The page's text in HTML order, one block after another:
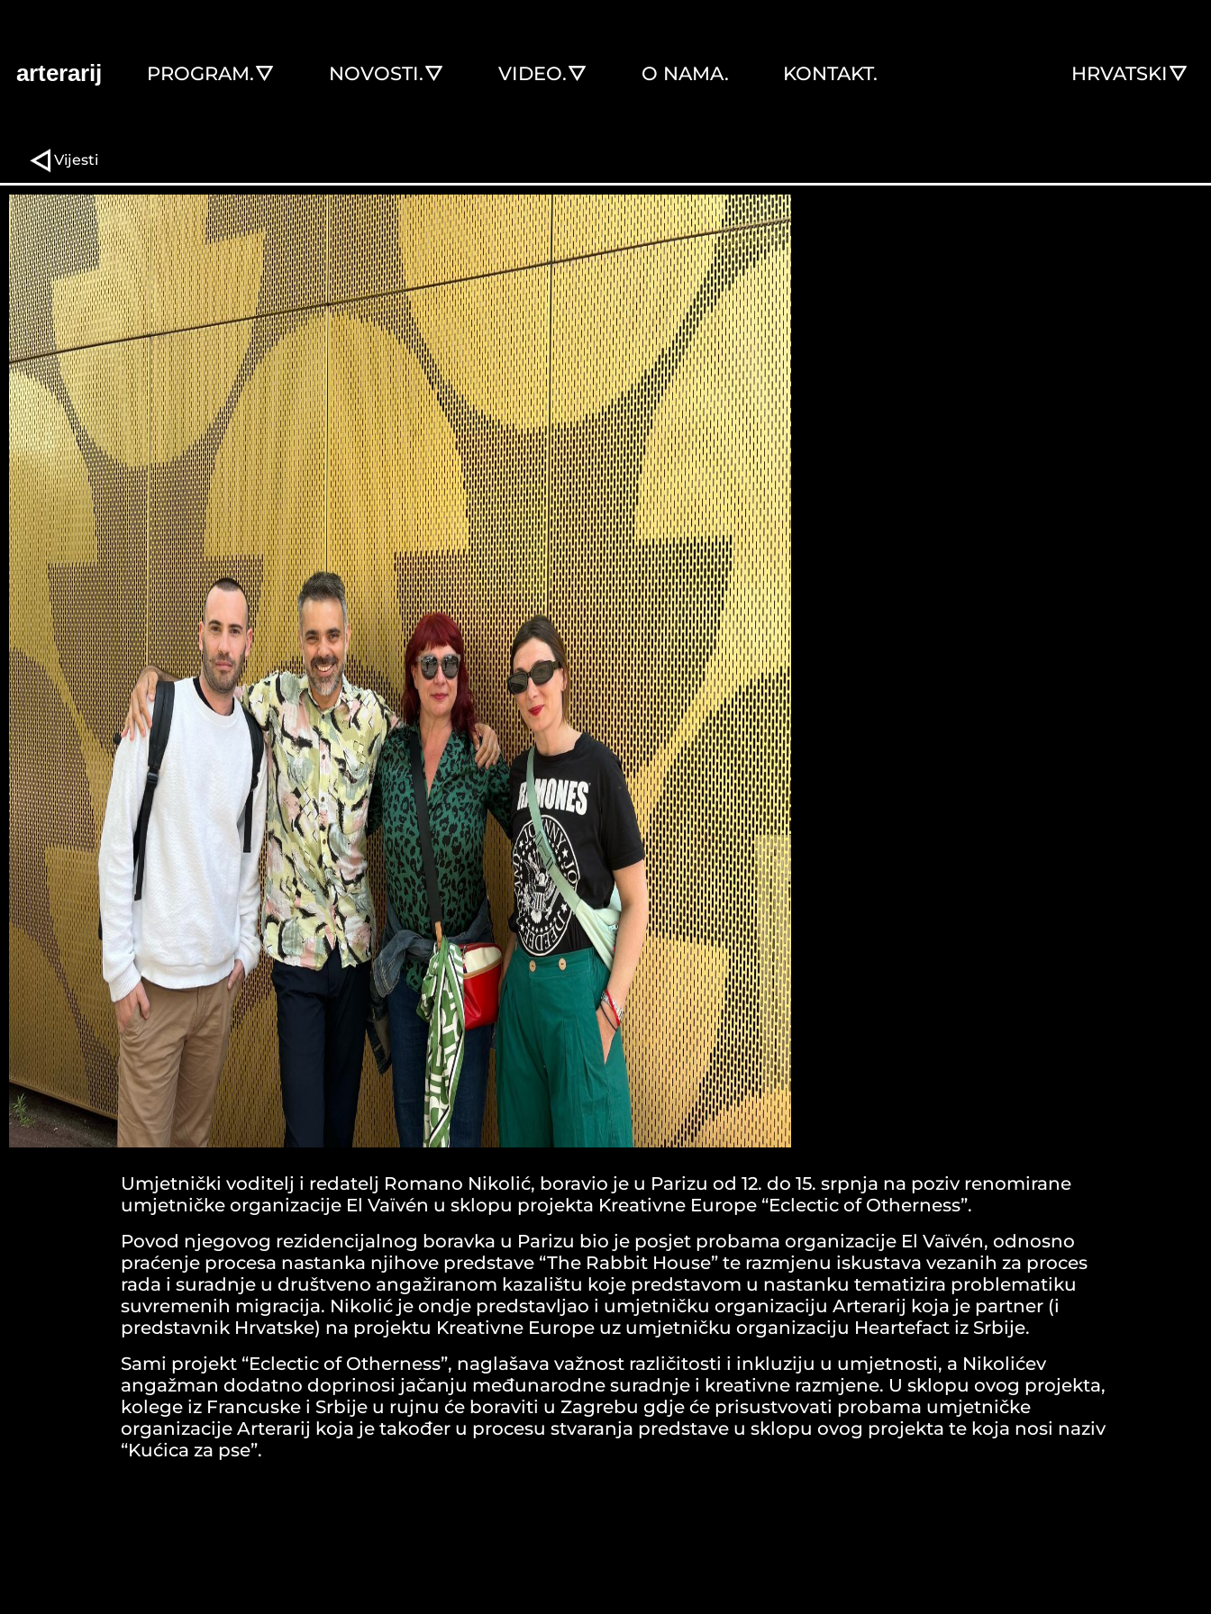
arterarij PROGRAM. NOVOSTI. VIDEO. O NAMA. KONTAKT. HRVATSKI
Vijesti
Umjetnički voditelj i redatelj Romano Nikolić, boravio je u Parizu od 12. do 15. srpnja na poziv renomirane
umjetničke organizacije El Vaïvén u sklopu projekta Kreativne Europe “Eclectic of Otherness”.
Povod njegovog rezidencijalnog boravka u Parizu bio je posjet probama organizacije El Vaïvén, odnosno
praćenje procesa nastanka njihove predstave “The Rabbit House” te razmjenu iskustava vezanih za proces
rada i suradnje u društveno angažiranom kazalištu koje predstavom u nastanku tematizira problematiku
suvremenih migracija. Nikolić je ondje predstavljao i umjetničku organizaciju Arterarij koja je partner (i
predstavnik Hrvatske) na projektu Kreativne Europe uz umjetničku organizaciju Heartefact iz Srbije.
Sami projekt “Eclectic of Otherness”, naglašava važnost različitosti i inkluziju u umjetnosti, a Nikolićev
angažman dodatno doprinosi jačanju međunarodne suradnje i kreativne razmjene. U sklopu ovog projekta,
kolege iz Francuske i Srbije u rujnu će boraviti u Zagrebu gdje će prisustvovati probama umjetničke
organizacije Arterarij koja je također u procesu stvaranja predstave u sklopu ovog projekta te koja nosi naziv
“Kućica za pse”.